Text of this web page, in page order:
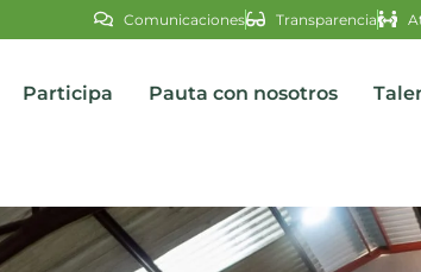
Comunicaciones Transparencia
Participa Pauta con nosotros